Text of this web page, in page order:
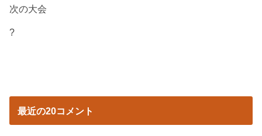
次の大会
?
最近の20コメント